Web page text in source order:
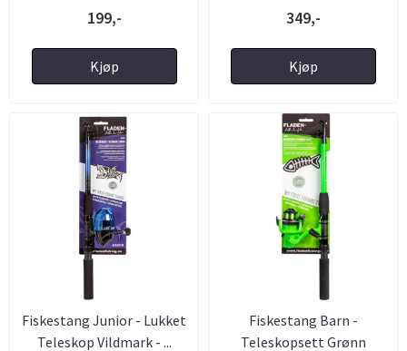
199,-
Kjøp
349,-
Kjøp
Fiskestang Junior - Lukket
Teleskop Vildmark - ...
Fiskestang Barn -
Teleskopsett Grønn